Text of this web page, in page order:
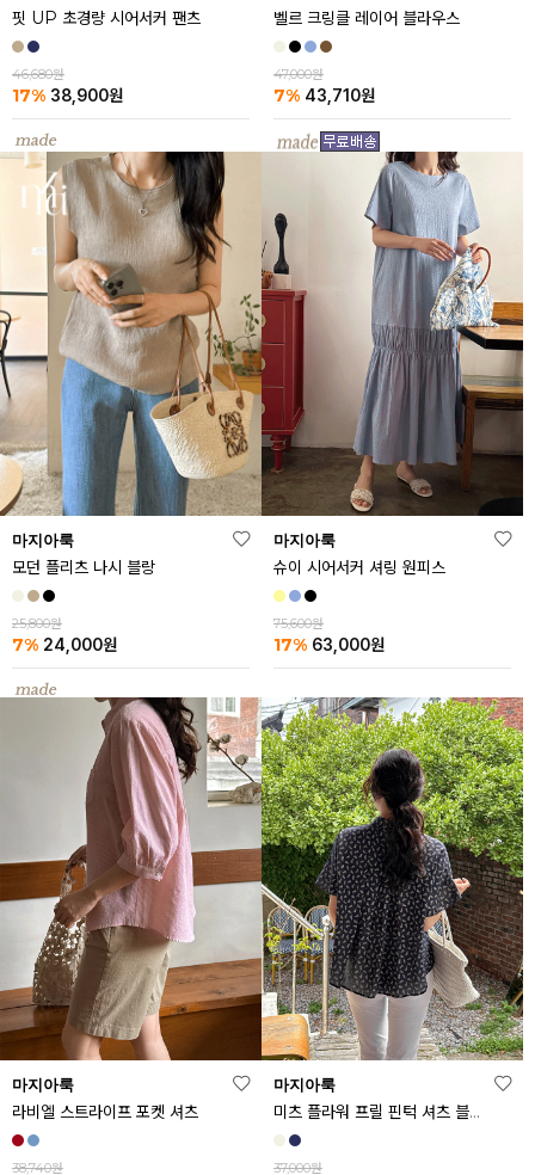
핏 UP 초경량 시어서커 팬츠
46,680원
17% 38,900원
벨르 크링클 레이어 블라우스
47,000원
7% 43,710원
마지아룩
모던 플리츠 나시 블랑
25,800원
7% 24,000원
마지아룩
슈이 시어서커 셔링 원피스
75,600원
17% 63,000원
마지아룩
라비엘 스트라이프 포켓 셔츠
38,740원
마지아룩
미츠 플라워 프릴 핀턱 셔츠 블라우스
37,000원